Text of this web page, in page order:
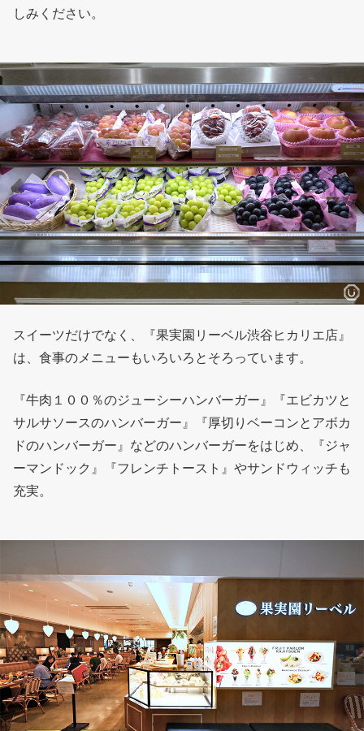
しみください。
スイーツだけでなく、『果実園リーベル渋谷ヒカリエ店』
は、食事のメニューもいろいろとそろっています。
『牛肉１００％のジューシーハンバーガー』『エビカツと
サルサソースのハンバーガー』『厚切りベーコンとアボカ
ドのハンバーガー』などのハンバーガーをはじめ、『ジャ
ーマンドック』『フレンチトースト』やサンドウィッチも
充実。